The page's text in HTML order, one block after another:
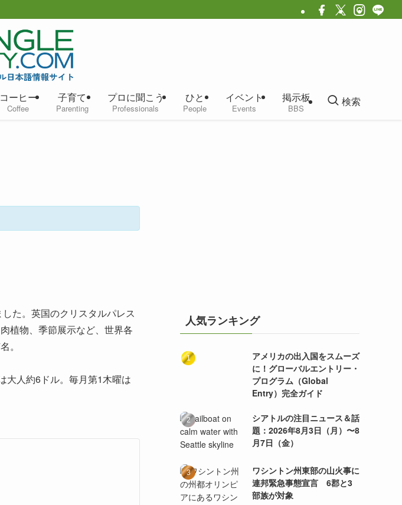
コーヒー
Coffee
子育て
Parenting
プロに聞こう
Professionals
ひと
People
イベント
Events
掲示板
BBS
検索
た。英国のクリスタルパレス
植物、季節展示など、世界各
。
大人約6ドル。毎月第1木曜は
人気ランキング
アメリカの出入国をスムーズ
に！グローバルエントリー・
プログラム（Global
Entry）完全ガイド
シアトルの注目ニュース＆話
題：2026年8月3日（月）〜8
月7日（金）
ワシントン州東部の山火事に
連邦緊急事態宣言 6郡と3
部族が対象